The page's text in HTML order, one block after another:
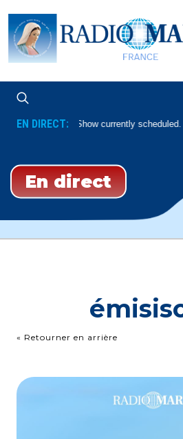
EN DIRECT:No Show currently scheduled.
En direct
« Retourner en arrière